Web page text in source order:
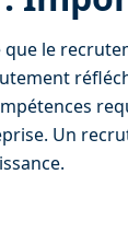
le
Un